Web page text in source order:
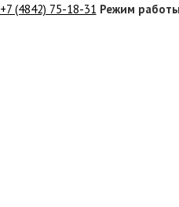
+7 (4842) 75-18-31 Режим